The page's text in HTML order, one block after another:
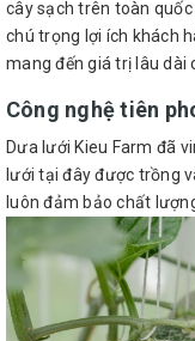
cây sạch trên toàn
chú trọng lợi ích khách
mang đến giá trị lâu dài
Công nghệ tiên
Dưa lưới Kieu Farm đã
lưới tại đây được trồng
luôn đảm bảo chất